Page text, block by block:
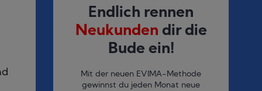
Endlich rennen
Neukunden dir die
Bude ein!
Mit der neuen EVIMA-Methode
gewinnst du jeden Monat neue